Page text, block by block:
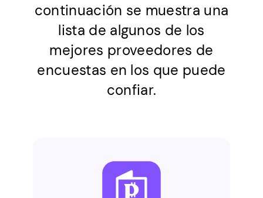
continuación se muestra una
lista de algunos de los
mejores proveedores de
encuestas en los que puede
confiar.